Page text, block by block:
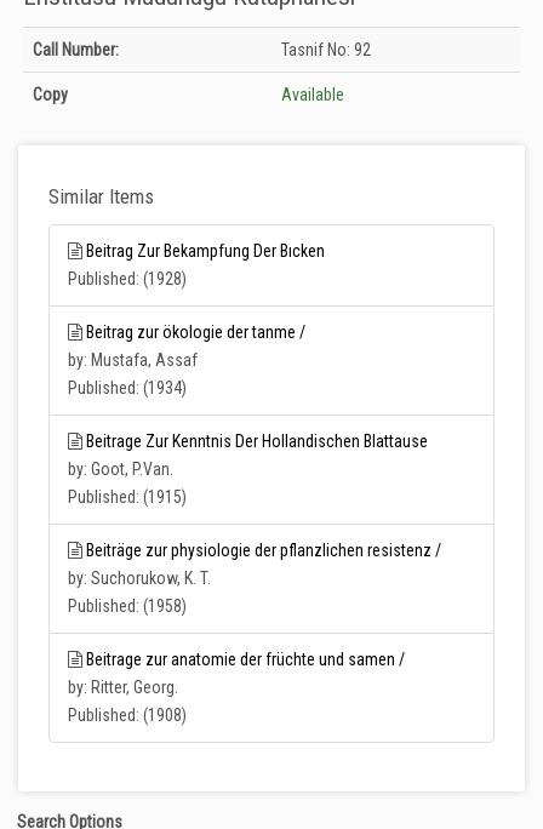
Holdings details from Eskişehir Geçit Kuşağı Tarımsal Araştırma Enstitüsü
Müdürlüğü Kütüphanesi: Unknown
Call Number: Tasnif No: 92
Copy Available
Similar Items
Beitrag Zur Bekampfung Der Bıcken
Published: (1928)
Beitrag zur ökologie der tanme /
by: Mustafa, Assaf
Published: (1934)
Beitrage Zur Kenntnis Der Hollandischen Blattause
by: Goot, P.Van.
Published: (1915)
Beiträge zur physiologie der pflanzlichen resistenz /
by: Suchorukow, K. T.
Published: (1958)
Beitrage zur anatomie der früchte und samen /
by: Ritter, Georg.
Published: (1908)
Search Options